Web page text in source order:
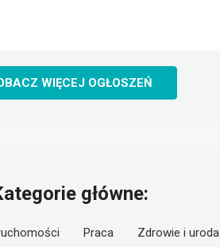
WIĘCEJ OGŁOSZEŃ
główne:
Praca Zdrowie i uroda